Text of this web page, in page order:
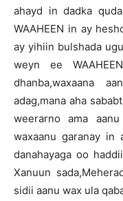
ahayd in dadka
WAAHEEN in ay
ay yihiin bulshada
weyn ee
dhanba,waxaana
adag,mana aha
weerarno ama
waxaanu garanay in
danahayaga oo
Xanuun
sidii aanu wax ula